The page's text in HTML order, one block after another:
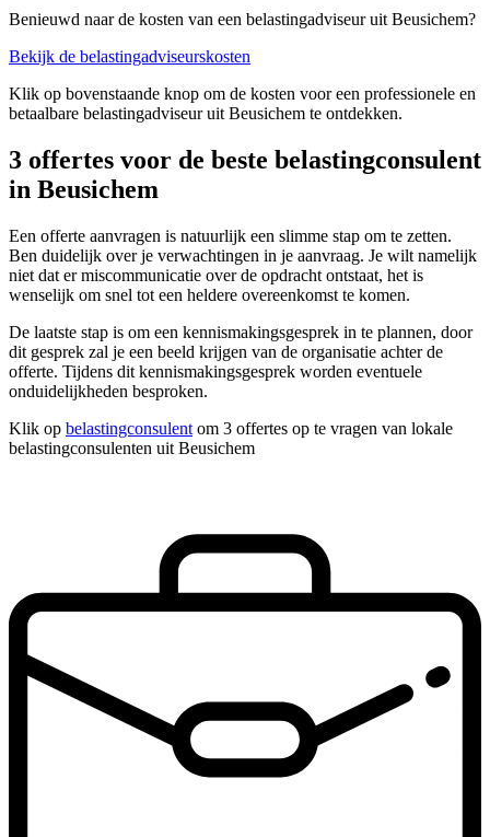
Benieuwd naar de kosten van een belastingadviseur uit Beusichem?
Bekijk de belastingadviseurskosten
Klik op bovenstaande knop om de kosten voor een professionele en
betaalbare belastingadviseur uit Beusichem te ontdekken.
3 offertes voor de beste belastingconsulent
in Beusichem
Een offerte aanvragen is natuurlijk een slimme stap om te zetten.
Ben duidelijk over je verwachtingen in je aanvraag. Je wilt namelijk
niet dat er miscommunicatie over de opdracht ontstaat, het is
wenselijk om snel tot een heldere overeenkomst te komen.
De laatste stap is om een kennismakingsgesprek in te plannen, door
dit gesprek zal je een beeld krijgen van de organisatie achter de
offerte. Tijdens dit kennismakingsgesprek worden eventuele
onduidelijkheden besproken.
Klik op belastingconsulent om 3 offertes op te vragen van lokale
belastingconsulenten uit Beusichem